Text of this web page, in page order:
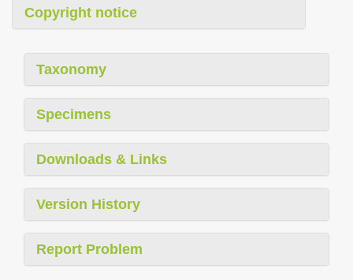
Copyright notice
Taxonomy
Specimens
Downloads & Links
Version History
Report Problem